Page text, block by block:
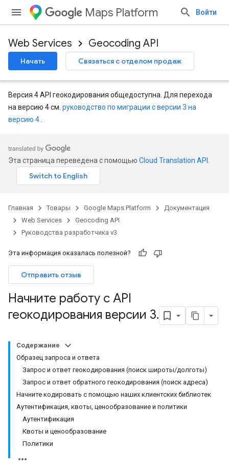
Maps Platform Войти
Web Services Geocoding API
Начать Связаться с отделом продаж
Версия 4 API геокодирования общедоступна. Для перехода
на версию 4 см. руководство по миграции с версии 3 на
версию 4
Эта страница переведена с помощью Cloud Translation API
Главная Товары Google Maps Platform
Документация
Web Services
Geocoding API
Руководства разработчика v3
Эта информация оказалась полезной?
Отправить отзыв
Начните работу с API
геокодирования версии 3.
Содержание
Образец запроса и ответа
Запрос и ответ геокодирования (поиск широты/долготы)
Запрос и ответ обратного геокодирования (поиск адреса)
Начните кодировать с помощью наших клиентских библиотек
Аутентификация, квоты, ценообразование и политики
Аутентификация
Квоты и ценообразование
Политики